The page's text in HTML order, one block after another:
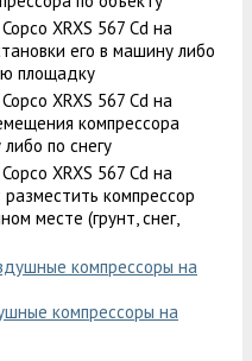
XRXS 567 Cd на
его в машину либо
площадку
XRXS 567 Cd на
компрессора
по снегу
XRXS 567 Cd на
разместить компрессор
месте (грунт, снег,
компрессоры на